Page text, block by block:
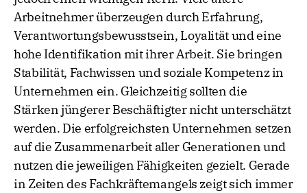
Arbeitnehmer überzeugen durch Erfahrung,
Verantwortungsbewusstsein, Loyalität und eine
hohe Identifikation mit ihrer Arbeit. Sie bringen
Stabilität, Fachwissen und soziale Kompetenz in
Unternehmen ein. Gleichzeitig sollten die
Stärken jüngerer Beschäftigter nicht unterschätzt
werden. Die erfolgreichsten Unternehmen setzen
auf die Zusammenarbeit aller Generationen und
nutzen die jeweiligen Fähigkeiten gezielt. Gerade
in Zeiten des Fachkräftemangels zeigt sich immer